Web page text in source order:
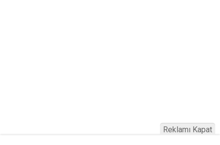
Reklamı Kapat